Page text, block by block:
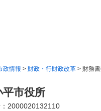
政情報 > 財政・行財政改革 > 財務
平市役所
2000020132110